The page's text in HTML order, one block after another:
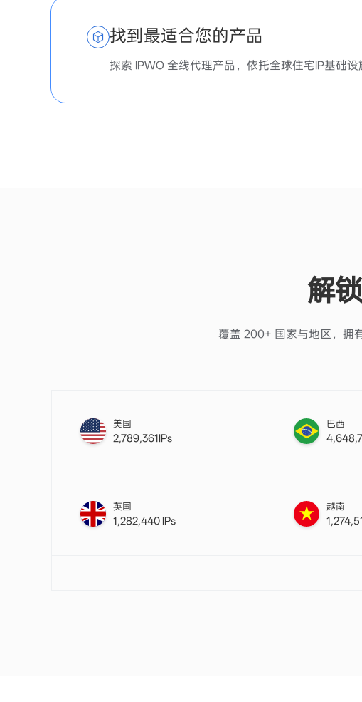
找到最适合您的产品
探索 IPWO 全线代理产品，依托全球住宅IP基础
解
覆盖 200+ 国家与地区，拥
美国
2,789,361IPs
巴西
英国
1,282,440 IPs
越南